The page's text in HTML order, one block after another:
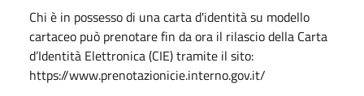
Chi è in possesso di una carta d'identità su modello
cartaceo può prenotare fin da ora il rilascio della Carta
d’Identità Elettronica (CIE) tramite il sito:
https://www.prenotazionicie.interno.gov.it/